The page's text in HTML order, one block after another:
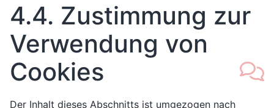
4.4. Zustimmung zur
Verwendung von
Cookies
Der Inhalt dieses Abschnitts ist umgezogen nach